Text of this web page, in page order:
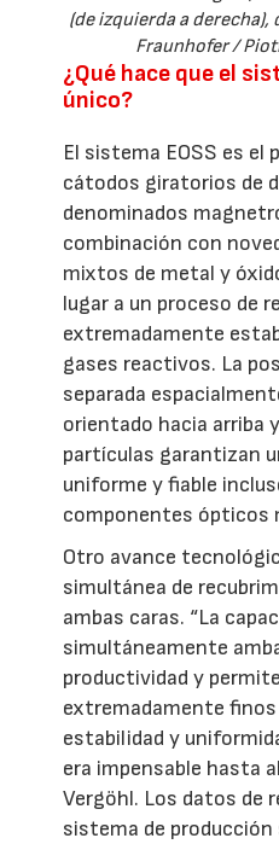
(de izquierda a derecha),
Fraunhofer /
¿Qué hace que el
único?
El sistema EOSS es el
cátodos giratorios de
denominados
combinación con
mixtos de metal y
lugar a un proceso de
extremadamente
gases reactivos. La
separada
orientado hacia arriba
partículas garantizan
uniforme y fiable
componentes ópticos
Otro avance
simultánea de
ambas caras. “La
simultáneamente
productividad y
extremadamente
estabilidad y
era impensable hasta
Vergöhl. Los datos de
sistema de